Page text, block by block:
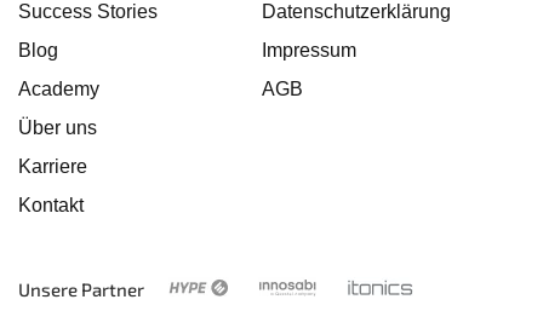
Success Stories
Blog
Academy
Über uns
Karriere
Kontakt
Datenschutzerklärung
Impressum
AGB
Unsere Partner